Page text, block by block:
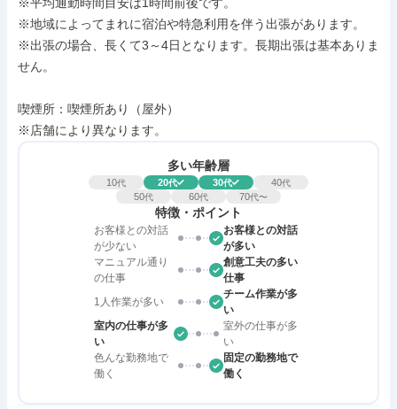
※地域によってまれに宿泊や特急利用を伴う出張があります。
※出張の場合、長くて3～4日となります。長期出張は基本ありま
せん。
喫煙所：喫煙所あり（屋外）
※店舗により異なります。
多い年齢層
10代 20代 30代 40代
50代 60代 70代〜
特徴・ポイント
お客様との対話
が少ない
お客様との対話
が多い
マニュアル通り
の仕事
創意工夫の多い
仕事
1人作業が多い
チーム作業が多
い
室内の仕事が多
い
室外の仕事が多
い
色んな勤務地で
働く
固定の勤務地で
働く